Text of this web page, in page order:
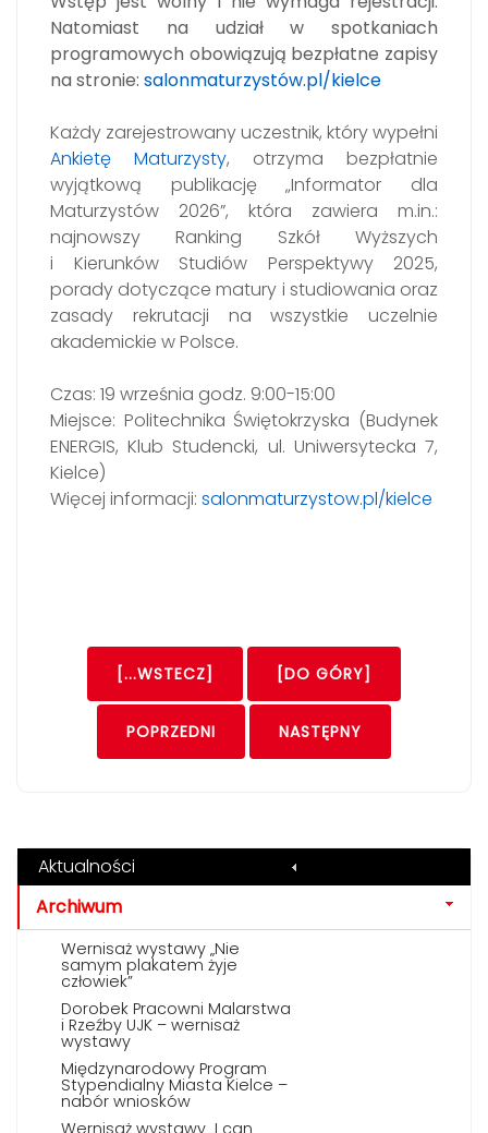
Natomiast na udział w spotkaniach
programowych obowiązują bezpłatne zapisy
na stronie: salonmaturzystów.pl/kielce
Każdy zarejestrowany uczestnik, który wypełni
Ankietę Maturzysty, otrzyma bezpłatnie
wyjątkową publikację „Informator dla
Maturzystów 2026”, która zawiera m.in.:
najnowszy Ranking Szkół Wyższych
i Kierunków Studiów Perspektywy 2025,
porady dotyczące matury i studiowania oraz
zasady rekrutacji na wszystkie uczelnie
akademickie w Polsce.
Czas: 19 września godz. 9:00-15:00
Miejsce: Politechnika Świętokrzyska (Budynek
ENERGIS, Klub Studencki, ul. Uniwersytecka 7,
Kielce)
Więcej informacji: salonmaturzystow.pl/kielce
[...WSTECZ] [DO GÓRY]
POPRZEDNI NASTĘPNY
Aktualności
Archiwum
Wernisaż wystawy „Nie
samym plakatem żyje
człowiek”
Dorobek Pracowni Malarstwa
i Rzeźby UJK – wernisaż
wystawy
Międzynarodowy Program
Stypendialny Miasta Kielce –
nabór wniosków
Wernisaż wystawy „I can